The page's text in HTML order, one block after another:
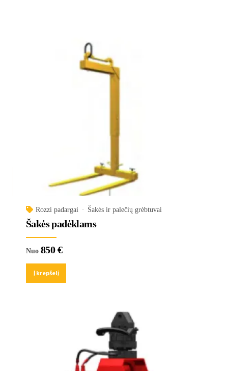
Rozzi padargai Šakės ir palečių grėbtuvai
Šakės padėklams
Nuo 850€
Į krepšelį